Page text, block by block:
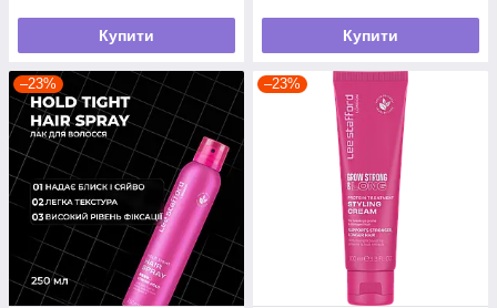
Купити Купити
–23% –23%